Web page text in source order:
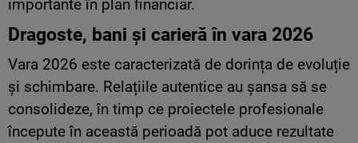
importante în plan financiar.
Dragoste, bani și carieră în vara 2026
Vara 2026 este caracterizată de dorința de evoluție
și schimbare. Relațiile autentice au șansa să se
consolideze, în timp ce proiectele profesionale
începute în această perioadă pot aduce rezultate